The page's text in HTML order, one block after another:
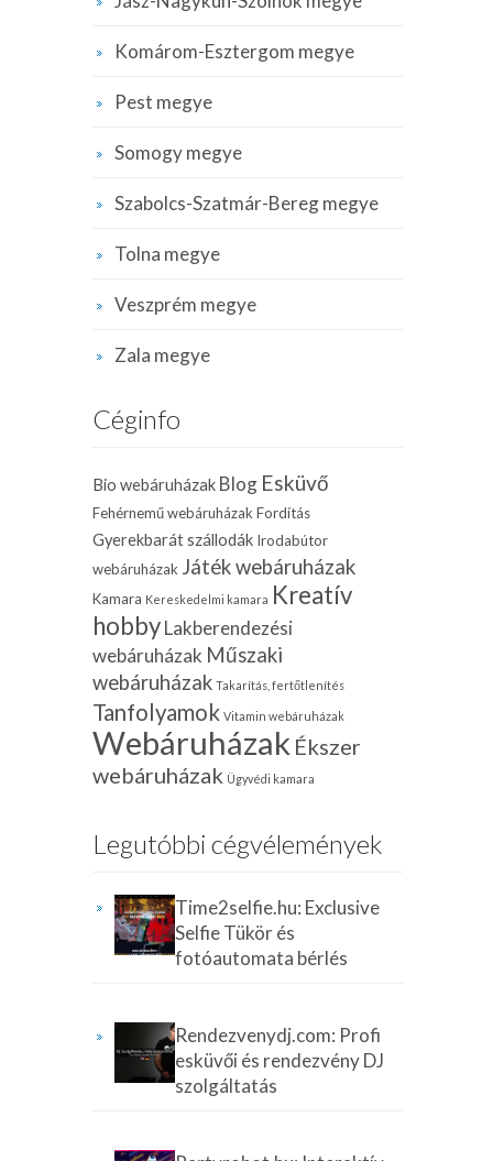
Komárom-Esztergom megye
Pest megye
Somogy megye
Szabolcs-Szatmár-Bereg megye
Tolna megye
Veszprém megye
Zala megye
Céginfo
Bio webáruházak Blog Esküvő
Fehérnemű webáruházak Fordítás
Gyerekbarát szállodák Irodabútor
webáruházak Játék webáruházak
Kamara Kereskedelmi kamara Kreatív
hobbyLakberendezési
webáruházak Műszaki
webáruházak Takarítás, fertőtlenítés
Tanfolyamok Vitamin webáruházak
Webáruházak Ékszer
webáruházak Ügyvédi kamara
Legutóbbi cégvélemények
Time2selfie.hu: Exclusive
Selfie Tükör és
fotóautomata bérlés
Rendezvenydj.com: Profi
esküvői és rendezvény DJ
szolgáltatás